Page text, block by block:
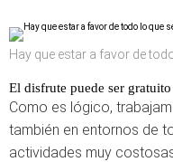
Hay que estar a favor de
El disfrute puede ser gratuito
Como es lógico,
también en entornos de
actividades muy